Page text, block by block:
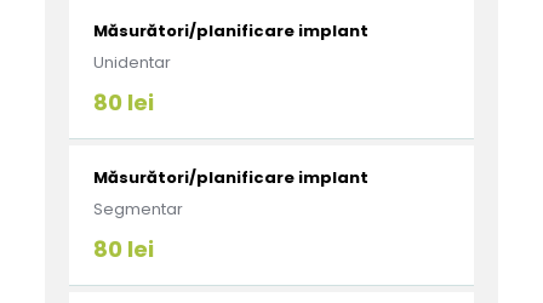
Măsurători/planificare implant
Unidentar
80 lei
Măsurători/planificare implant
Segmentar
80 lei